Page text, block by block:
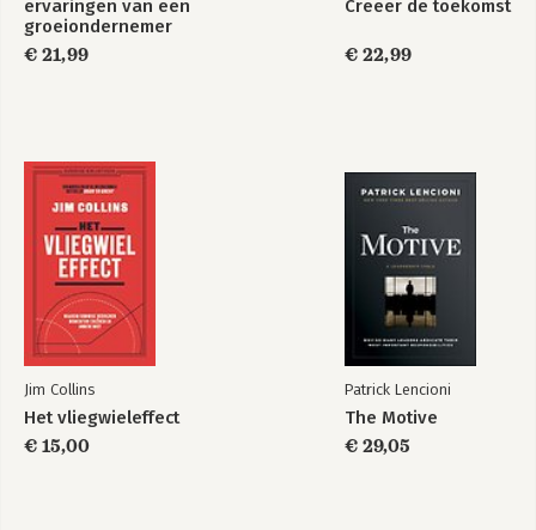
strategie
ervaringen van een
groeiondernemer
€ 21,99
Creëer de toekomst
€ 22,99
Jim Collins
Het vliegwieleffect
€ 15,00
Patrick Lencioni
The Motive
€ 29,05